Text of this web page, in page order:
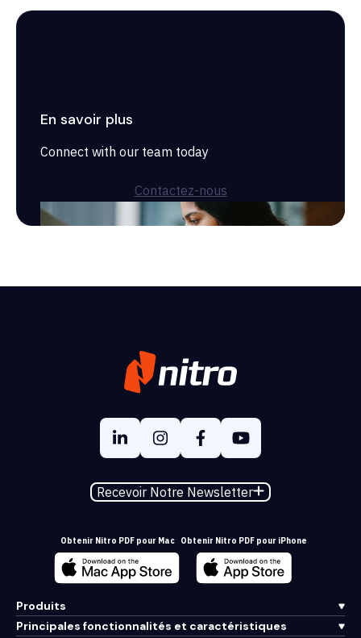
En savoir plus
Connect with our team today
Contactez-nous
Recevoir Notre Newsletter
Obtenir Nitro PDF pour Mac Obtenir Nitro PDF pour iPhone
Produits
Principales fonctionnalités et caractéristiques